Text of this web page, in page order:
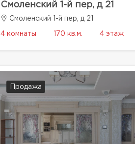
Смоленский 1-й пер, д 21
Смоленский 1-й пер, д 21
4 комнаты 170 кв.м. 4 этаж
Продажа